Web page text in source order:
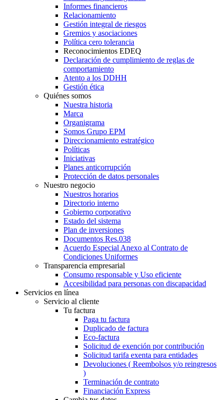
Informes financieros
Relacionamiento
Gestión integral de riesgos
Gremios y asociaciones
Política cero tolerancia
Reconocimientos EDEQ
Declaración de cumplimiento de reglas de
comportamiento
Atento a los DDHH
Gestión ética
Quiénes somos
Nuestra historia
Marca
Organigrama
Somos Grupo EPM
Direccionamiento estratégico
Políticas
Iniciativas
Planes anticorrupción
Protección de datos personales
Nuestro negocio
Nuestros horarios
Directorio interno
Gobierno corporativo
Estado del sistema
Plan de inversiones
Documentos Res.038
Acuerdo Especial Anexo al Contrato de
Condiciones Uniformes
Transparencia empresarial
Consumo responsable y Uso eficiente
Accesibilidad para personas con discapacidad
Servicios en línea
Servicio al cliente
Tu factura
Paga tu factura
Duplicado de factura
Eco-factura
Solicitud de exención por contribución
Solicitud tarifa exenta para entidades
Devoluciones ( Reembolsos y/o reingresos
)
Terminación de contrato
Financiación Express